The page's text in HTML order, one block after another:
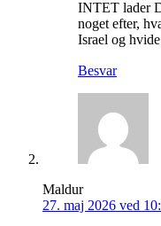
INTET lader
noget efter,
Israel og
Besvar
Maldur
27. maj 2026 ved